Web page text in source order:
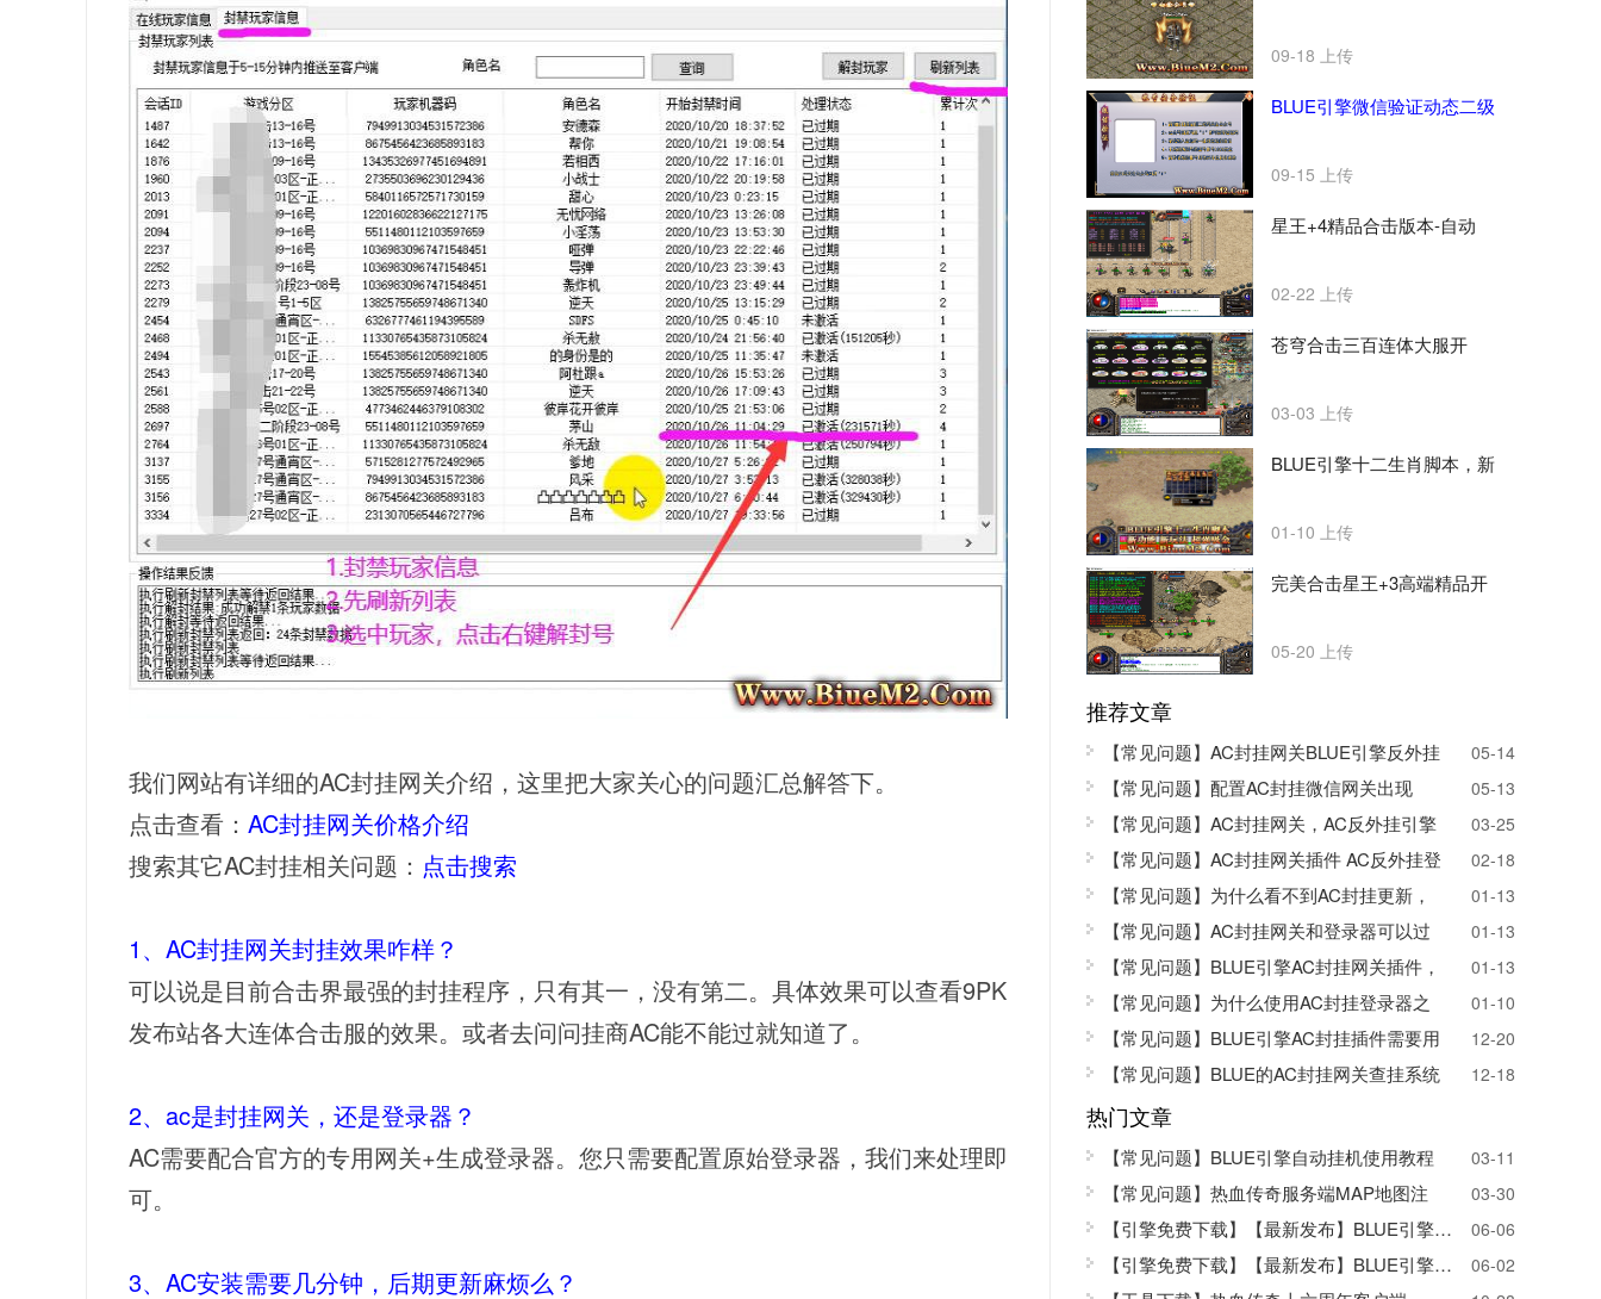
09-18 上传
BLUE引擎微信验证动态二级
09-15 上传
星王+4精品合击版本-自动
02-22 上传
苍穹合击三百连体大服开
03-03 上传
BLUE引擎十二生肖脚本，新
01-10 上传
完美合击星王+3高端精品开
05-20 上传
推荐文章
【常见问题】AC封挂网关BLUE引擎反外挂 05-14
【常见问题】配置AC封挂微信网关出现 05-13
【常见问题】AC封挂网关，AC反外挂引擎 03-25
【常见问题】AC封挂网关插件 AC反外挂登 02-18
【常见问题】为什么看不到AC封挂更新， 01-13
【常见问题】AC封挂网关和登录器可以过 01-13
【常见问题】BLUE引擎AC封挂网关插件， 01-13
【常见问题】为什么使用AC封挂登录器之 01-10
【常见问题】BLUE引擎AC封挂插件需要用 12-20
【常见问题】BLUE的AC封挂网关查挂系统 12-18
热门文章
【常见问题】BLUE引擎自动挂机使用教程 03-11
【常见问题】热血传奇服务端MAP地图注 03-30
【引擎免费下载】 【最新发布】BLUE引擎SQL版 06-06
【引擎免费下载】【最新发布】BLUE引擎正式 06-02
我们网站有详细的AC封挂网关介绍，这里把大家关心的问题汇总解答下。
点击查看： AC封挂网关价格介绍
搜索其它AC封挂相关问题： 点击搜索
1、AC封挂网关封挂效果咋样？
可以说是目前合击界最强的封挂程序，只有其一，没有第二。具体效果可以查看9PK
发布站各大连体合击服的效果。或者去问问挂商AC能不能过就知道了。
2、ac是封挂网关，还是登录器？
AC需要配合官方的专用网关+生成登录器。您只需要配置原始登录器，我们来处理即
可。
3、AC安装需要几分钟，后期更新麻烦么？